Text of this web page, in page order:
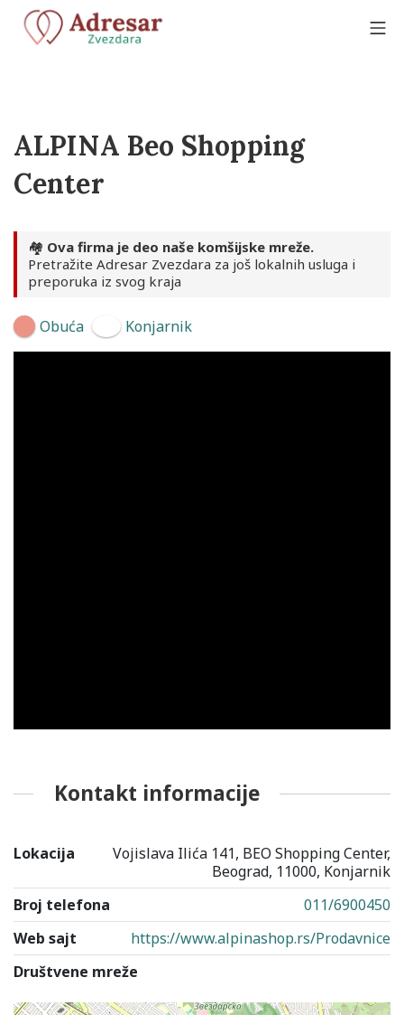
Skip
content
ALPINA Beo Shopping
Center
🏘️ Ova firma je deo naše komšijske mreže.
Pretražite Adresar Zvezdara za još lokalnih usluga i
preporuka iz svog kraja
Obuća Konjarnik
Kontakt informacije
Lokacija
Vojislava Ilića 141, BEO Shopping Center,
Beograd, 11000, Konjarnik
Broj telefona
011/6900450
Web sajt
https://www.alpinashop.rs/Prodavnice
Društvene mreže